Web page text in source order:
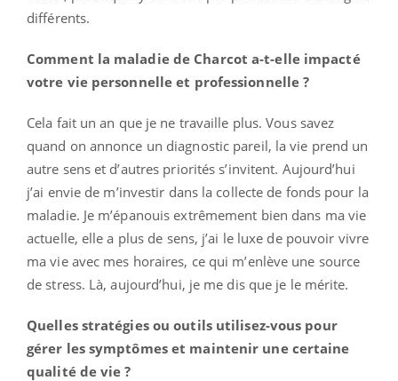
différents.
Comment la maladie de Charcot a-t-elle impacté
votre vie personnelle et professionnelle ?
Cela fait un an que je ne travaille plus. Vous savez
quand on annonce un diagnostic pareil, la vie prend un
autre sens et d’autres priorités s’invitent. Aujourd’hui
j’ai envie de m’investir dans la collecte de fonds pour la
maladie. Je m’épanouis extrêmement bien dans ma vie
actuelle, elle a plus de sens, j’ai le luxe de pouvoir vivre
ma vie avec mes horaires, ce qui m’enlève une source
de stress. Là, aujourd’hui, je me dis que je le mérite.
Quelles stratégies ou outils utilisez-vous pour
gérer les symptômes et maintenir une certaine
qualité de vie ?